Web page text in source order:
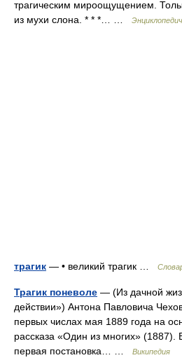
трагическим мироощущением.
из мухи слона. * * *… …
трагик — • великий трагик …
Трагик поневоле — (Из дачной
действии») Антона Павловича
первых числах мая 1889 года на
рассказа «Один из многих» (1887).
первая постановка… …
Википедия